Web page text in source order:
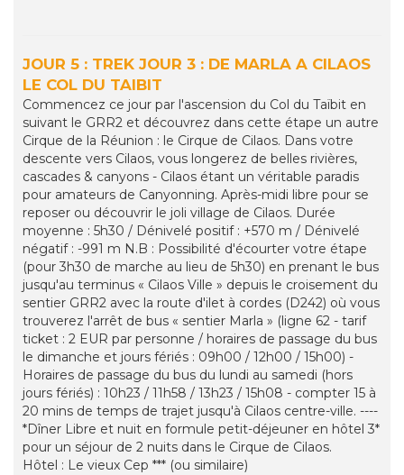
JOUR 5 : TREK JOUR 3 : DE MARLA A CILAOS
LE COL DU TAIBIT
Commencez ce jour par l'ascension du Col du Taïbit en
suivant le GRR2 et découvrez dans cette étape un autre
Cirque de la Réunion : le Cirque de Cilaos. Dans votre
descente vers Cilaos, vous longerez de belles rivières,
cascades & canyons - Cilaos étant un véritable paradis
pour amateurs de Canyonning. Après-midi libre pour se
reposer ou découvrir le joli village de Cilaos. Durée
moyenne : 5h30 / Dénivelé positif : +570 m / Dénivelé
négatif : -991 m N.B : Possibilité d'écourter votre étape
(pour 3h30 de marche au lieu de 5h30) en prenant le bus
jusqu'au terminus « Cilaos Ville » depuis le croisement du
sentier GRR2 avec la route d'ilet à cordes (D242) où vous
trouverez l'arrêt de bus « sentier Marla » (ligne 62 - tarif
ticket : 2 EUR par personne / horaires de passage du bus
le dimanche et jours fériés : 09h00 / 12h00 / 15h00) -
Horaires de passage du bus du lundi au samedi (hors
jours fériés) : 10h23 / 11h58 / 13h23 / 15h08 - compter 15 à
20 mins de temps de trajet jusqu'à Cilaos centre-ville. ----
*Dîner Libre et nuit en formule petit-déjeuner en hôtel 3*
pour un séjour de 2 nuits dans le Cirque de Cilaos.
Hôtel : Le vieux Cep *** (ou similaire)